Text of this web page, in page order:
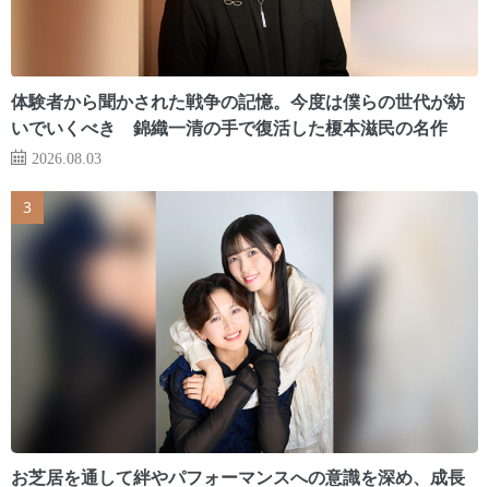
体験者から聞かされた戦争の記憶。今度は僕らの世代が紡
いでいくべき 錦織一清の手で復活した榎本滋民の名作
2026.08.03
お芝居を通して絆やパフォーマンスへの意識を深め、成長